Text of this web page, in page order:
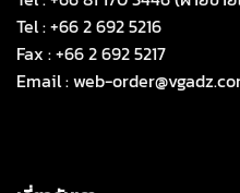
Tel : +66 2 692 5216
Fax : +66 2 692 5217
Email :web-